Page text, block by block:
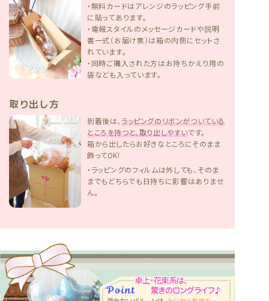
・無料カードはアレンジのラッピング手前
に貼ってあります。
・電報スタイルのメッセージカードや説明
書一式（お届け票）は箱の内側にセットさ
れています。
・同時ご購入された方はお持ちかえり用の
袋なども入っています。
取り出し方
到着後は、ラッピングのリボンがついている
ところを持つと、取り出しやすいです。
箱から出したらお好きなところにそのまま
飾ってOK!
・ラッピングのフィルムは外しても、そのま
までもどちらでも日持ちに影響はありませ
ん。